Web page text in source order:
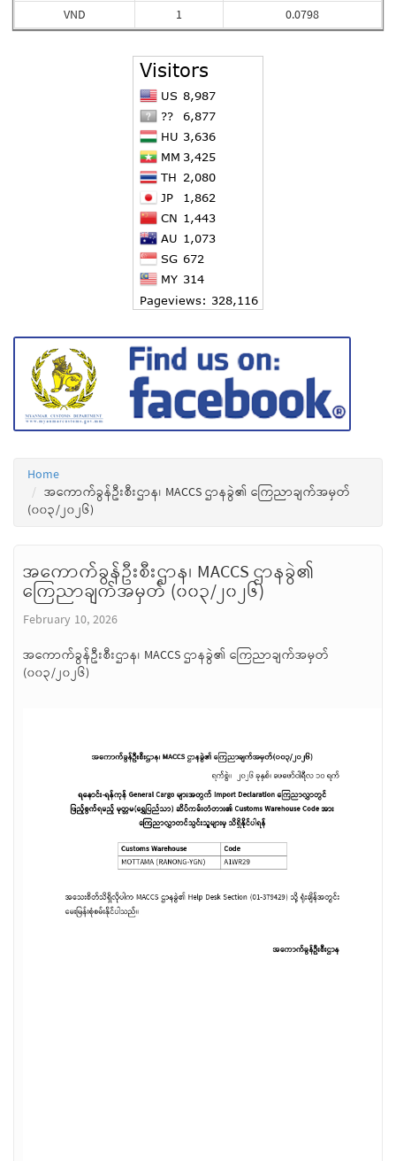
VND
1
0.0798
Home
အကောက်ခွန်ဦးစီးဌာန၊ MACCS ဌာနခွဲ၏ ကြေညာချက်အမှတ်
(၀၀၃/၂၀၂၆)
အကောက်ခွန်ဦးစီးဌာန၊ MACCS ဌာနခွဲ၏
ကြေညာချက်အမှတ် (၀၀၃/၂၀၂၆)
February 10, 2026
အကောက်ခွန်ဦးစီးဌာန၊ MACCS ဌာနခွဲ၏ ကြေညာချက်အမှတ်
(၀၀၃/၂၀၂၆)